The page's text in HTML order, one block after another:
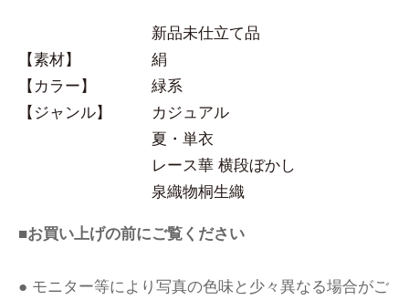
新品未仕立て品
【素材】
絹
【カラー】
緑系
【ジャンル】
カジュアル
夏・単衣
レース華 横段ぼかし
泉織物桐生織
■お買い上げの前にご覧ください
● モニター等により写真の色味と少々異なる場合がご